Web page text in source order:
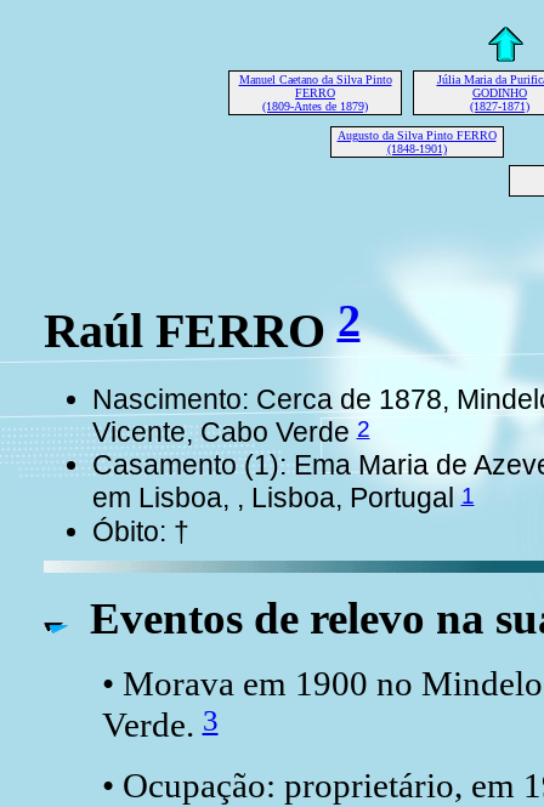
Manuel Caetano da Silva Pinto
FERRO
(1809-Antes de 1879)
Júlia Maria da
GODINHO
(1827-1871)
Augusto da Silva Pinto FERRO
(1848-1901)
Raúl FERRO2
Nascimento: Cerca de 1878,
Vicente, Cabo Verde2
Casamento (1): Ema Maria de
em Lisboa, , Lisboa, Portugal1
Óbito: †
Eventos de relevo na
• Morava em 1900 no
Verde.3
• Ocupação: proprietário, em